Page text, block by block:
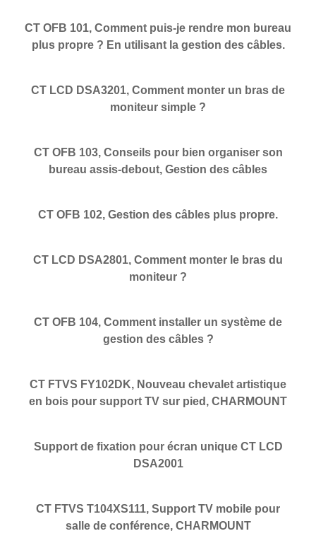
CT OFB 101, Comment puis-je rendre mon bureau
plus propre ? En utilisant la gestion des câbles.
CT LCD DSA3201, Comment monter un bras de
moniteur simple ?
CT OFB 103, Conseils pour bien organiser son
bureau assis-debout, Gestion des câbles
CT OFB 102, Gestion des câbles plus propre.
CT LCD DSA2801, Comment monter le bras du
moniteur ?
CT OFB 104, Comment installer un système de
gestion des câbles ?
CT FTVS FY102DK, Nouveau chevalet artistique
en bois pour support TV sur pied, CHARMOUNT
Support de fixation pour écran unique CT LCD
DSA2001
CT FTVS T104XS111, Support TV mobile pour
salle de conférence, CHARMOUNT